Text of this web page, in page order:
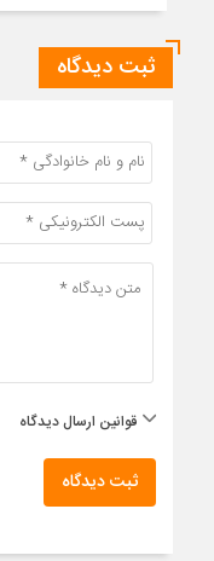
ثبت دیدگاه
قوانین ارسال دیدگاه
ثبت دیدگاه